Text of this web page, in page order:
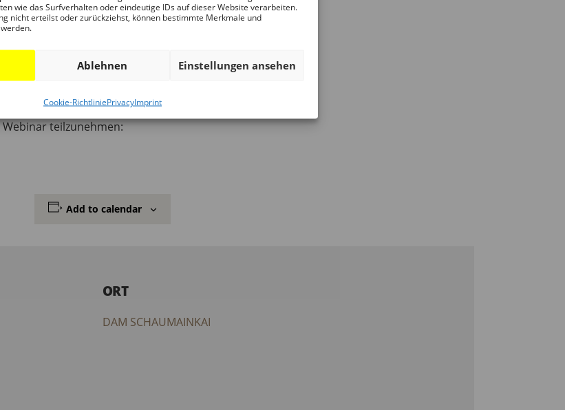
wie das Surfverhalten oder eindeutige IDs auf dieser Website verarbeiten.
nicht erteilst oder zurückziehst, können bestimmte Merkmale und
Ablehnen Einstellungen ansehen
Cookie-RichtliniePrivacyImprint
ohne Teilnehmerbeschränkung:
teilzunehmen:
Add to calendar
ORT
DAM SCHAUMAINKAI